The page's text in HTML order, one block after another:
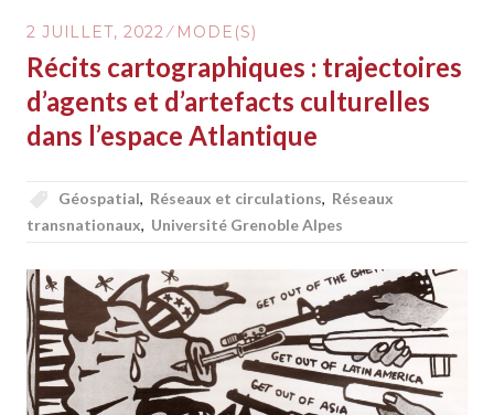
2 JUILLET, 2022 MODE(S)
Récits cartographiques : trajectoires
d’agents et d’artefacts culturelles
dans l’espace Atlantique
Géospatial, Réseaux et circulations, Réseaux
transnationaux, Université Grenoble Alpes